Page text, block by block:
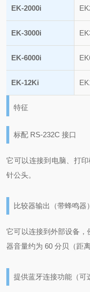
EK-2000i
EK-3000i
EK-6000i
EK-12Ki
特征
标配 RS-232C 接口
它可以连接到电脑、打印
针公头。
比较器输出（带蜂鸣器
它可以连接到外部设备，
器音量约为 60 分贝（距
提供蓝牙连接功能（可